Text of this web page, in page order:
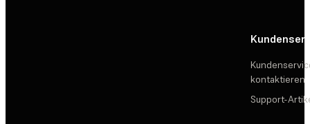
kontaktieren
Support-